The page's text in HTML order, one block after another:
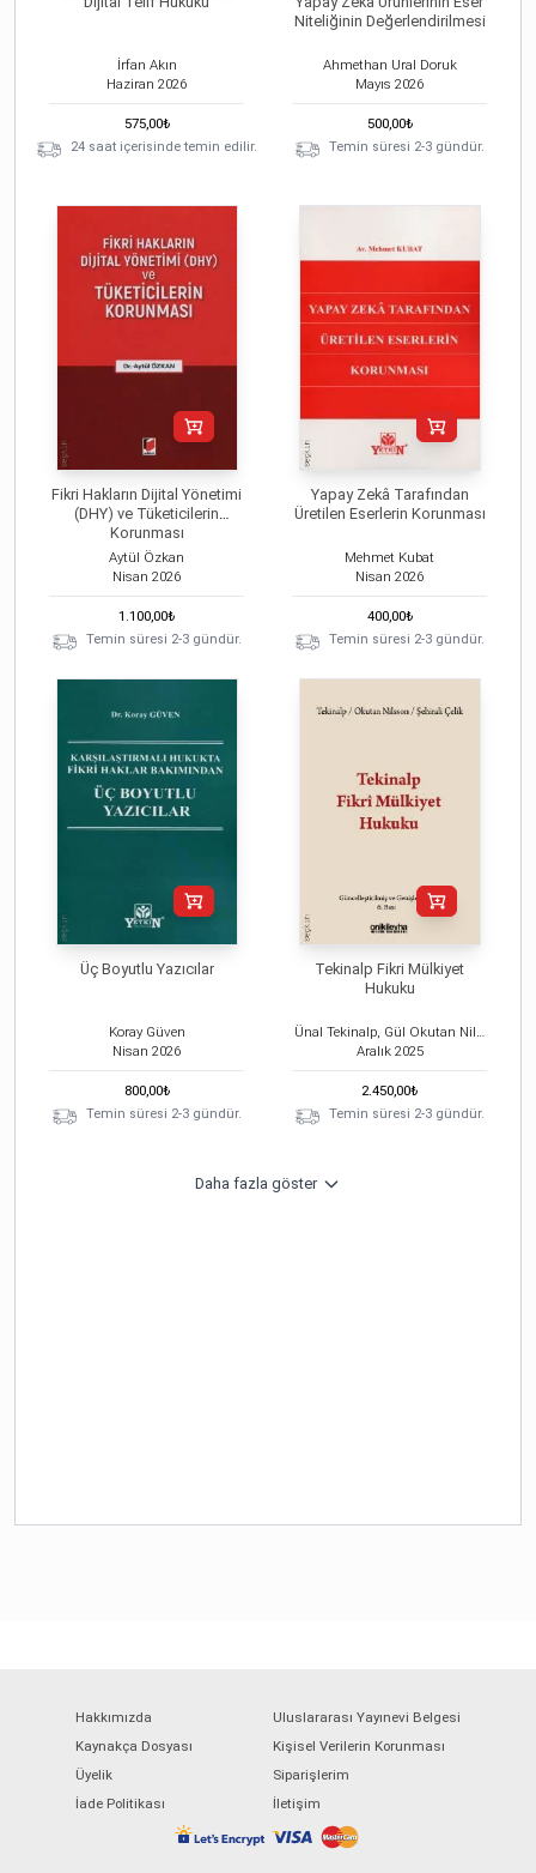
İrfan Akın
Haziran 2026
575,00₺
24 saat içerisinde temin edilir.
Niteliğinin Değerlendirilmesi
Ahmethan Ural Doruk
Mayıs 2026
500,00₺
Temin süresi 2-3 gündür.
Fikri Hakların Dijital Yönetimi
(DHY) ve Tüketicilerin
Korunması
Aytül Özkan
Nisan 2026
1.100,00₺
Temin süresi 2-3 gündür.
Yapay Zekâ Tarafından
Üretilen Eserlerin Korunması
Mehmet Kubat
Nisan 2026
400,00₺
Temin süresi 2-3 gündür.
Üç Boyutlu Yazıcılar
Koray Güven
Nisan 2026
800,00₺
Temin süresi 2-3 gündür.
Tekinalp Fikri Mülkiyet
Hukuku
Aralık 2025
2.450,00₺
Temin süresi 2-3 gündür.
Daha fazla göster
Hakkımızda
Uluslararası Yayınevi Belgesi
Kaynakça Dosyası
Kişisel Verilerin Korunması
Üyelik
Siparişlerim
İade Politikası
İletişim